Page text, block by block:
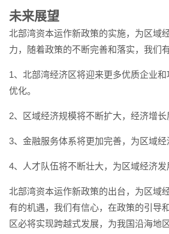
未来展望
北部湾资本运作新政策的实施，为区域
力，随着政策的不断完善和落实，我们
1、北部湾经济区将迎来更多优质企业
优化。
2、区域经济规模将不断扩大，经济增长
3、金融服务体系将更加完善，为区域经
4、人才队伍将不断壮大，为区域经济发
北部湾资本运作新政策的出台，为区域
有的机遇，我们有信心，在政策的引导
区必将实现跨越式发展，为我国沿海地